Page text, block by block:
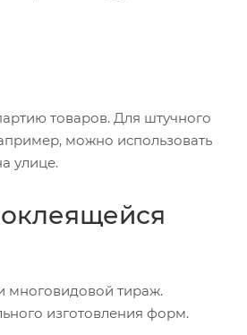
товаров. Для штучного
можно использовать
улице.
многовидовой тираж.
изготовления форм.